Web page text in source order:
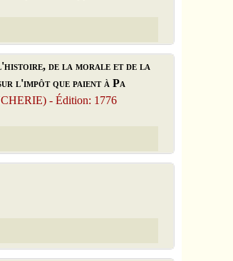
de la morale et de la
l'impôt que paient à Pa
- Édition: 1776